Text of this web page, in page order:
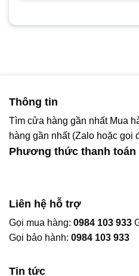
Thông tin
Tìm cửa hàng gần nhất Mua
hàng gần nhất (Zalo hoặc gọi
Phương thức thanh toán
Liên hệ hỗ trợ
Gọi mua hàng: 0984 103 933
Gọi bảo hành: 0984 103 933
Tin tức